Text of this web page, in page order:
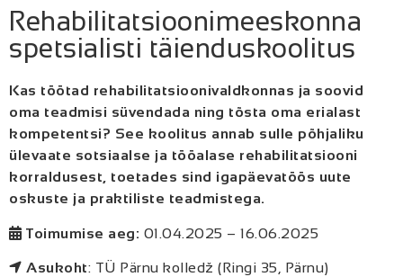
Rehabilitatsioonimeeskonna
spetsialisti täienduskoolitus
Kas töötad rehabilitatsioonivaldkonnas ja soovid
oma teadmisi süvendada ning tõsta oma erialast
kompetentsi? See koolitus annab sulle põhjaliku
ülevaate sotsiaalse ja tööalase rehabilitatsiooni
korraldusest, toetades sind igapäevatöös uute
oskuste ja praktiliste teadmistega.
Toimumise aeg: 01.04.2025 – 16.06.2025
Asukoht: TÜ Pärnu kolledž (Ringi 35, Pärnu)